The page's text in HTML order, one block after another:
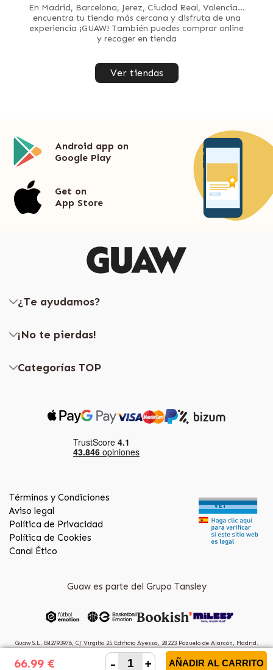
66.99 € - + AÑADIR AL CARRITO
En Madrid, Barcelona, Jerez, Ciudad Real, Valencia...
encuentra tu tienda más cercana y disfruta de una
experiencia ¡GUAW! También puedes comprar online
y recoger en tienda
Ver tiendas
Android app on
Google Play
Get on
App Store
¿Te ayudamos?
¡No te pierdas!
Categorías TOP
Términos y Condiciones
Aviso legal
Política de Privacidad
Política de Cookies
Canal Ético
Guaw es parte del Grupo Tansley
Guaw S.L. B42793976, C/ Virgilio 25 Edificio Ayessa, 28223 Pozuelo de Alarcón, Madrid.
(Spain)